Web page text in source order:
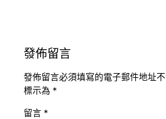
發佈留言
發佈留言必須填寫的電子郵件地址不
標示為 *
留言 *